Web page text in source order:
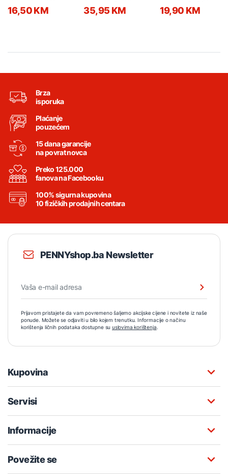
16,50 KM 35,95 KM 19,90 KM
Brza
isporuka
Plaćanje
pouzećem
15 dana garancije
na povrat novca
Preko 125.000
fanova na Facebooku
100% sigurna kupovina
10 fizičkih prodajnih centara
PENNYshop.ba Newsletter
Prijavom pristajete da vam povremeno šaljemo akcijske cijene i novitete iz naše
ponude. Možete se odjaviti u bilo kojem trenutku. Informacije o načinu
korištenja ličnih podataka dostupne su uslovima korištenja.
Kupovina
Servisi
Informacije
Povežite se